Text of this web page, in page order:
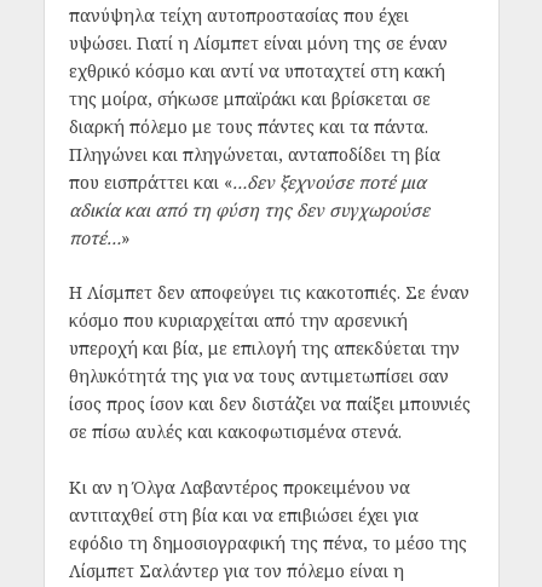
πανύψηλα τείχη αυτοπροστασίας που έχει
υψώσει. Γιατί η Λίσμπετ είναι μόνη της σε έναν
εχθρικό κόσμο και αντί να υποταχτεί στη κακή
της μοίρα, σήκωσε μπαϊράκι και βρίσκεται σε
διαρκή πόλεμο με τους πάντες και τα πάντα.
Πληγώνει και πληγώνεται, ανταποδίδει τη βία
που εισπράττει και «…δεν ξεχνούσε ποτέ μια
αδικία και από τη φύση της δεν συγχωρούσε
ποτέ…»
Η Λίσμπετ δεν αποφεύγει τις κακοτοπιές. Σε έναν
κόσμο που κυριαρχείται από την αρσενική
υπεροχή και βία, με επιλογή της απεκδύεται την
θηλυκότητά της για να τους αντιμετωπίσει σαν
ίσος προς ίσον και δεν διστάζει να παίξει μπουνιές
σε πίσω αυλές και κακοφωτισμένα στενά.
Κι αν η Όλγα Λαβαντέρος προκειμένου να
αντιταχθεί στη βία και να επιβιώσει έχει για
εφόδιο τη δημοσιογραφική της πένα, το μέσο της
Λίσμπετ Σαλάντερ για τον πόλεμο είναι η